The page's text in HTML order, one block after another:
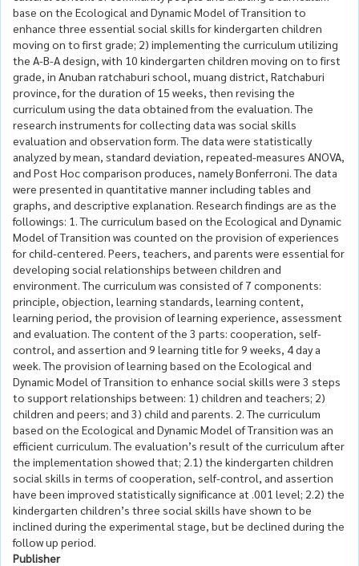
base on the Ecological and Dynamic Model of Transition to
enhance three essential social skills for kindergarten children
moving on to first grade; 2) implementing the curriculum utilizing
the A-B-A design, with 10 kindergarten children moving on to first
grade, in Anuban ratchaburi school, muang district, Ratchaburi
province, for the duration of 15 weeks, then revising the
curriculum using the data obtained from the evaluation. The
research instruments for collecting data was social skills
evaluation and observation form. The data were statistically
analyzed by mean, standard deviation, repeated-measures ANOVA,
and Post Hoc comparison produces, namely Bonferroni. The data
were presented in quantitative manner including tables and
graphs, and descriptive explanation. Research findings are as the
followings: 1. The curriculum based on the Ecological and Dynamic
Model of Transition was counted on the provision of experiences
for child-centered. Peers, teachers, and parents were essential for
developing social relationships between children and
environment. The curriculum was consisted of 7 components:
principle, objection, learning standards, learning content,
learning period, the provision of learning experience, assessment
and evaluation. The content of the 3 parts: cooperation, self-
control, and assertion and 9 learning title for 9 weeks, 4 day a
week. The provision of learning based on the Ecological and
Dynamic Model of Transition to enhance social skills were 3 steps
to support relationships between: 1) children and teachers; 2)
children and peers; and 3) child and parents. 2. The curriculum
based on the Ecological and Dynamic Model of Transition was an
efficient curriculum. The evaluation’s result of the curriculum after
the implementation showed that; 2.1) the kindergarten children
social skills in terms of cooperation, self-control, and assertion
have been improved statistically significance at .001 level; 2.2) the
kindergarten children’s three social skills have shown to be
inclined during the experimental stage, but be declined during the
follow up period.
Publisher